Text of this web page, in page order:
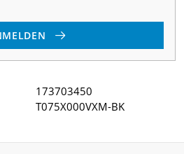
173703450
T075X000VXM-BK